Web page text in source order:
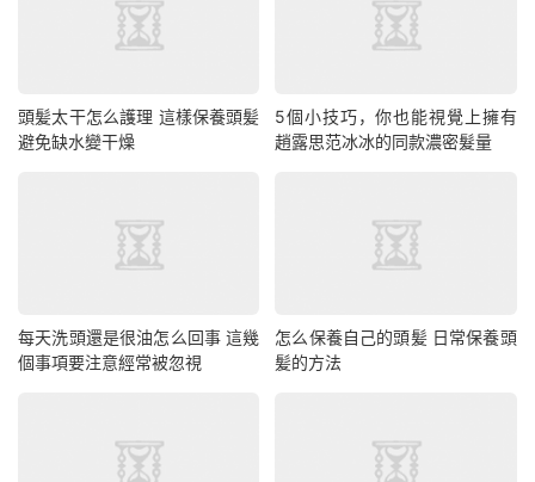
頭髪太干怎么護理 這樣保養頭髪
避免缺水變干燥
5個小技巧，你也能視覺上擁有
趙露思范冰冰的同款濃密髮量
每天洗頭還是很油怎么回事 這幾
個事項要注意經常被忽視
怎么保養自己的頭髪 日常保養頭
髪的方法